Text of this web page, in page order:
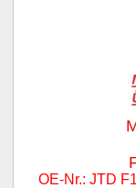
OE-Nr.: JTD